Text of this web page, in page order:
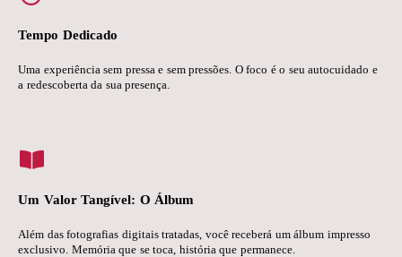
Tempo Dedicado
Uma experiência sem pressa e sem pressões. O foco é o seu autocuidado e
a redescoberta da sua presença.
Um Valor Tangível: O Álbum
Além das fotografias digitais tratadas, você receberá um álbum impresso
exclusivo. Memória que se toca, história que permanece.